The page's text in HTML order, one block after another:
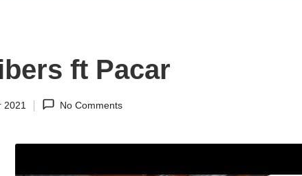
ft Pacar
2021 No Comments